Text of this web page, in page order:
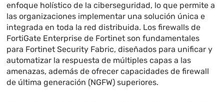
enfoque holístico de la ciberseguridad, lo que permite a
las organizaciones implementar una solución única e
integrada en toda la red distribuida. Los firewalls de
FortiGate Enterprise de Fortinet son fundamentales
para Fortinet Security Fabric, diseñados para unificar y
automatizar la respuesta de múltiples capas a las
amenazas, además de ofrecer capacidades de firewall
de última generación (NGFW) superiores.